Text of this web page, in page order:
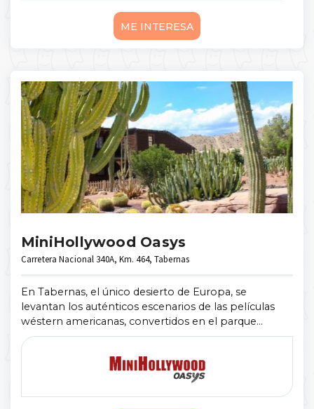
ME INTERESA
MiniHollywood Oasys
Carretera Nacional 340A, Km. 464, Tabernas
En Tabernas, el único desierto de Europa, se
levantan los auténticos escenarios de las películas
wéstern americanas, convertidos en el parque
temático más original del Mediterráneo. Oasys
MiniHollywood cuenta con espectáculos en v ...